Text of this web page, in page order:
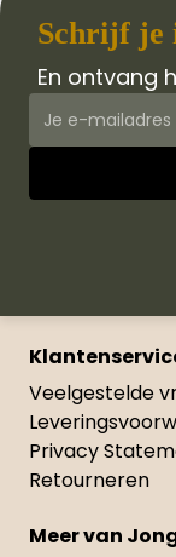
Schrijf je
En ontvang
Veelgestelde
Privacy
Retourneren
Meer van